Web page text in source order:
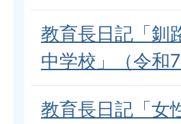
教育長日記「釧
中学校」（令和
教育長日記「女